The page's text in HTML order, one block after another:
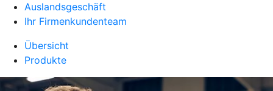
Auslandsgeschäft
Ihr Firmenkundenteam
Übersicht
Produkte